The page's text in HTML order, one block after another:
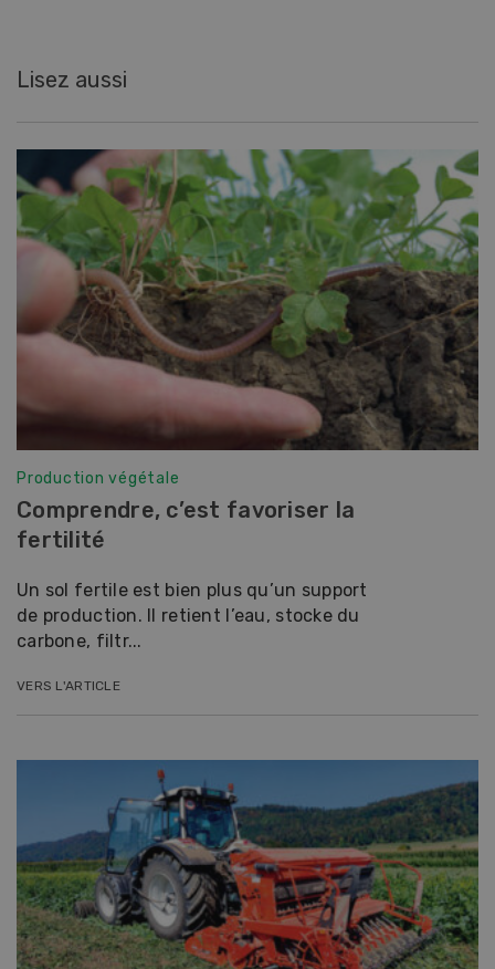
Lisez aussi
Production végétale
Comprendre, c’est favoriser la
fertilité
Un sol fertile est bien plus qu’un support
de production. Il retient l’eau, stocke du
carbone, filtr...
VERS L'ARTICLE